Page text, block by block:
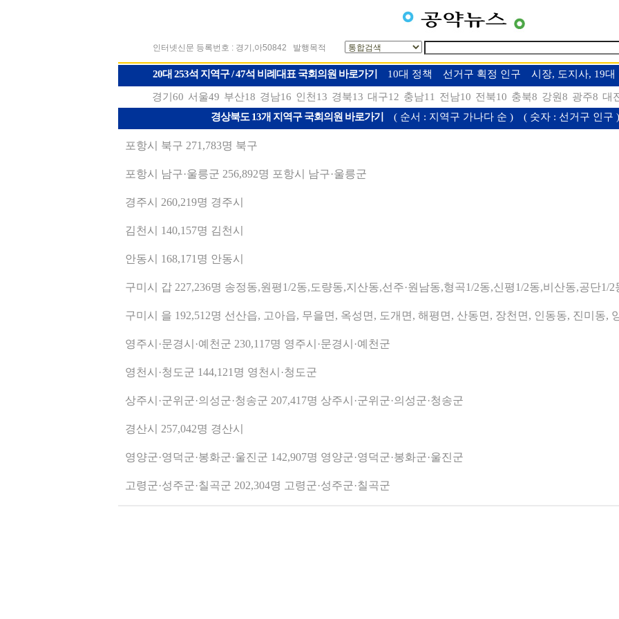
인터넷신문 등록번호 : 경기,아50842 발행목적
20대 253석 지역구 / 47석 비례대표 국회의원 바로가기 10대 정책 선거구 획정 인구 시장, 도지사, 19
경기60 서울49 부산18 경남16 인천13 경북13 대구12 충남11 전남10 전북10 충북8 강원8 광주8 대
경상북도 13개 지역구 국회의원 바로가기
( 순서 : 지역구 가나다 순 ) ( 숫자 : 선거구 인구 )
포항시 북구 271,783명 북구
포항시 남구·울릉군 256,892명 포항시 남구·울릉군
경주시 260,219명 경주시
김천시 140,157명 김천시
안동시 168,171명 안동시
구미시 갑 227,236명 송정동,원평1/2동,도량동,지산동,선주·원남동,형곡1/2동,신평1/2동,비산동,공단1/
구미시 을 192,512명 선산읍, 고아읍, 무을면, 옥성면, 도개면, 해평면, 산동면, 장천면, 인동동, 진미동,
영주시·문경시·예천군 230,117명 영주시·문경시·예천군
영천시·청도군 144,121명 영천시·청도군
상주시·군위군·의성군·청송군 207,417명 상주시·군위군·의성군·청송군
경산시 257,042명 경산시
영양군·영덕군·봉화군·울진군 142,907명 영양군·영덕군·봉화군·울진군
고령군·성주군·칠곡군 202,304명 고령군·성주군·칠곡군